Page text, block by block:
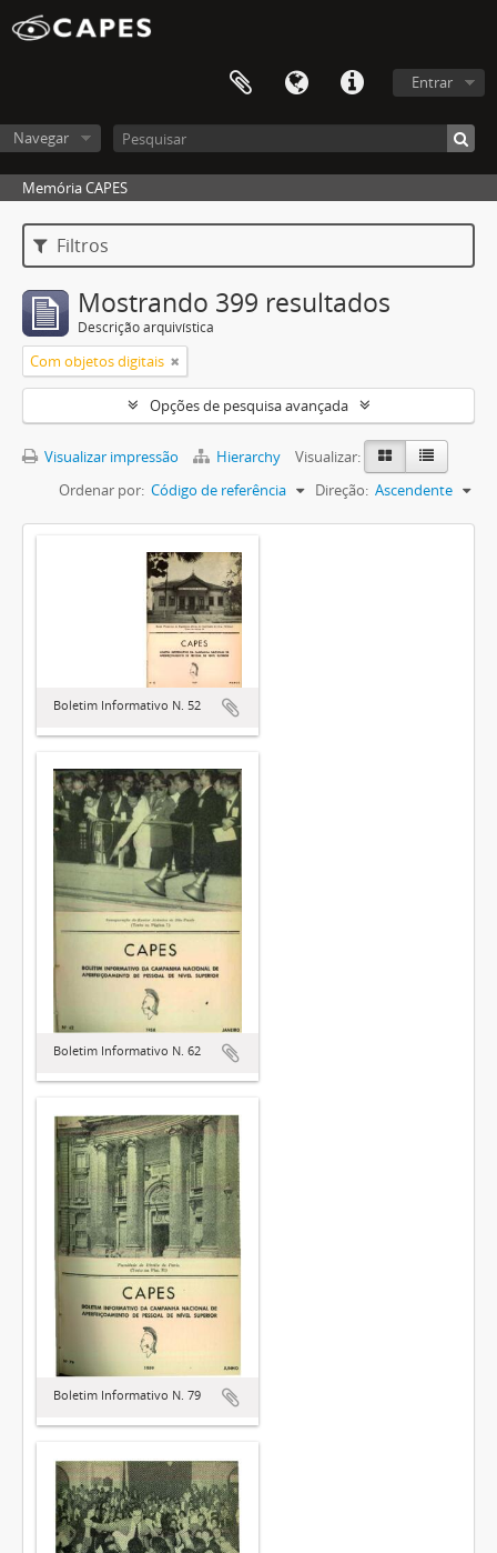
Entrar
Navegar
Memória CAPES
Filtros
Mostrando 399 resultados
Descrição arquivística
Com objetos digitais
Opções de pesquisa avançada
Visualizar impressão Hierarchy
Visualizar:
Ordenar por: Código de referência Direção: Ascendente
Boletim Informativo N. 52
Boletim Informativo N. 62
Boletim Informativo N. 79